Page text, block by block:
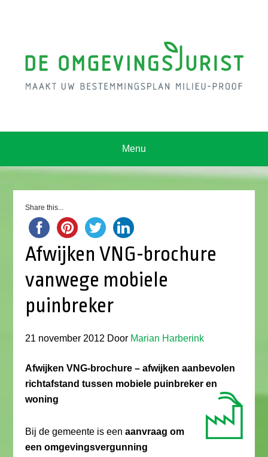
Menu
Share this...
Afwijken VNG-brochure
vanwege mobiele
puinbreker
21 november 2012 Door Marian Harberink
Afwijken VNG-brochure – afwijken aanbevolen
richtafstand tussen mobiele puinbreker en
woning
Bij de gemeente is eenaanvraag om
een omgevingsvergunning